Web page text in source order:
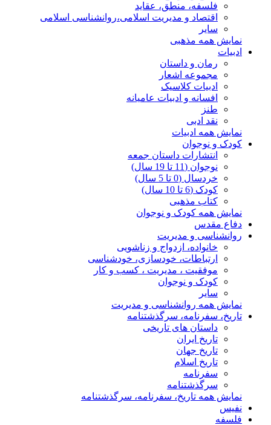
فلسفه، منطق، عقاید
اقتصاد و مدیریت اسلامی،روانشناسی اسلامی
سایر
نمایش همه مذهبی
ادبیات
رمان و داستان
مجموعه اشعار
ادبیات کلاسیک
افسانه و ادبیات عامیانه
طنز
نقد ادبی
نمایش همه ادبیات
کودک و نوجوان
انتشارات داستان جمعه
نوجوان (11 تا 19 سال)
خردسال (0 تا 5 سال)
کودک (6 تا 10 سال)
کتاب مذهبی
نمایش همه کودک و نوجوان
دفاع مقدس
روانشناسی و مدیریت
خانواده، ازدواج و زناشویی
ارتباطات، خودسازی، خودشناسی
موفقیت ، مدیریت ، کسب و کار
کودک و نوجوان
سایر
نمایش همه روانشناسی و مدیریت
تاریخ، سفرنامه، سرگذشتنامه
داستان های تاریخی
تاریخ ایران
تاریخ جهان
تاریخ اسلام
سفرنامه
سرگذشتنامه
نمایش همه تاریخ، سفرنامه، سرگذشتنامه
نفیس
فلسفه